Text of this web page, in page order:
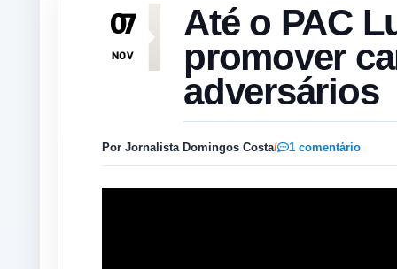
07
NOV
Até o PAC
promover
adversários
Por Jornalista Domingos Costa/ 1 comentário